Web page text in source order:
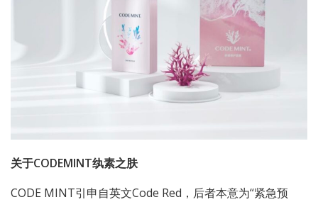
关于CODEMINT纨素之肤
CODE MINT引申自英文Code Red，后者本意为“紧急预